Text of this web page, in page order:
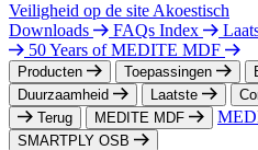
Veiligheid op de site Akoestisch
Downloads
FAQs Index
50 Years of MEDITE MDF
Producten Toepassingen
Duurzaamheid
Laatste
Terug
MEDITE MDF
SMARTPLY OSB